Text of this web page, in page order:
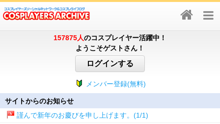
157875人のコスプレイヤー活躍中！
ようこそゲストさん！
ログインする
メンバー登録(無料)
サイトからのお知らせ
謹んで新年のお慶びを申し上げます。(1/1)